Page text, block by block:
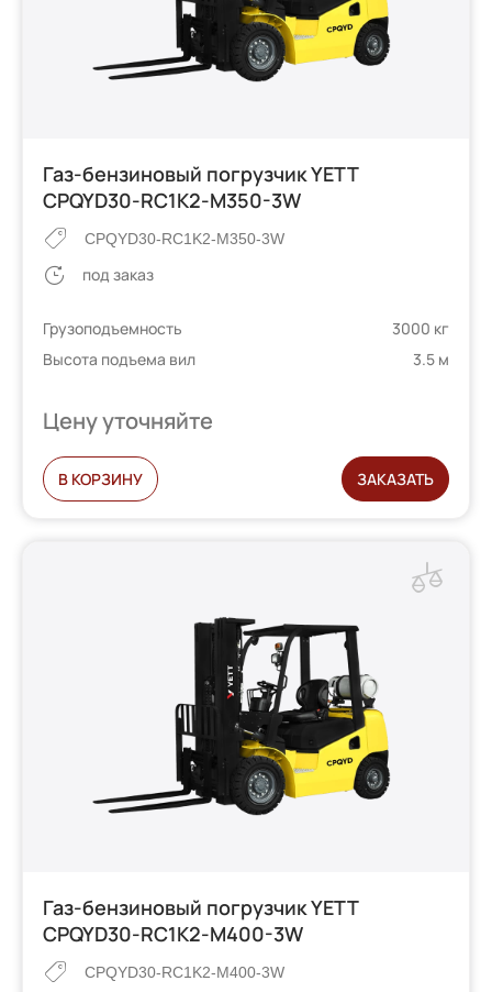
Газ-бензиновый погрузчик YETT
CPQYD30-RC1K2-M350-3W
CPQYD30-RC1K2-M350-3W
под заказ
Грузоподъемность
3000 кг
Высота подъема вил
3.5 м
Цену уточняйте
В КОРЗИНУ ЗАКАЗАТЬ
Газ-бензиновый погрузчик YETT
CPQYD30-RC1K2-M400-3W
CPQYD30-RC1K2-M400-3W